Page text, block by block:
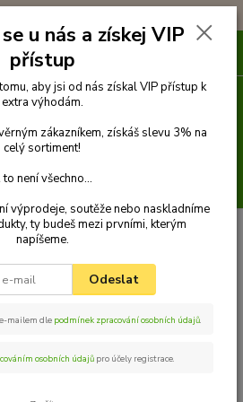
Délka zad 36 - 39 cm
- 39 cm
u nás a získej VIP
přístup
aby jsi od nás získal VIP přístup k
extra výhodám.
zákazníkem, získáš slevu 3% na
celý sortiment!
to není všechno...
výprodeje, soutěže nebo naskladníme
ty budeš mezi prvními, kterým
napíšeme.
Odeslat
mailem dle podmínek zpracování osobních údajů.
osobních údajů pro účely registrace.